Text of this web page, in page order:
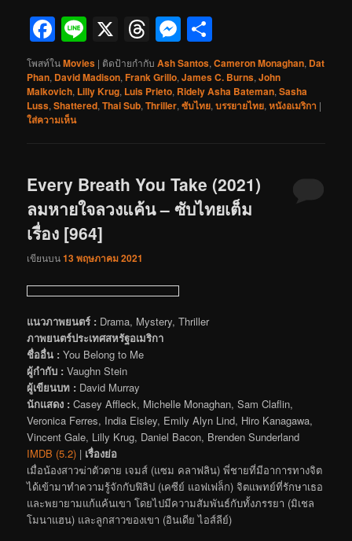
Facebook
Line
X Threads
Messenger
โพสท์ในMovies | ติดป้ายกำกับ Ash Santos,Cameron Monaghan, Dat
Phan, David Madison,Frank Grillo,James C. Burns,John
Malkovich, Lilly Krug, Luis Prieto, Ridely Asha Bateman,Sasha
Luss,Shattered,Thai Sub,Thriller,ซับไทย,บรรยายไทย,หนังอเมริกา |
ใส่ความเห็น
Every Breath You Take (2021)
ลมหายใจลวงแค้น – ซับไทยเต็ม
เรื่อง [964]
เขียนบน13 พฤษภาคม 2021
แนวภาพยนตร์ : Drama, Mystery, Thriller
ภาพยนตร์ประเทศสหรัฐอเมริกา
ชื่ออื่น : You Belong to Me
ผู้กำกับ : Vaughn Stein
ผู้เขียนบท : David Murray
นักแสดง : Casey Affleck, Michelle Monaghan, Sam Claflin,
Veronica Ferres, India Eisley, Emily Alyn Lind, Hiro Kanagawa,
Vincent Gale, Lilly Krug, Daniel Bacon, Brenden Sunderland
IMDB (5.2) | เรื่องย่อ
เมื่อน้องสาวฆ่าตัวตาย เจมส์ (แซม คลาฟลิน) พี่ชายที่มีอาการทางจิต
ได้เข้ามาทำความรู้จักกับฟิลิป (เคซีย์ แอฟเฟล็ก) จิตแพทย์ที่รักษาเธอ
และพยายามแก้แค้นเขา โดยไปมีความสัมพันธ์กับทั้งภรรยา (มิเชล
โมนาแฮน) และลูกสาวของเขา (อินเดีย ไอส์ลีย์)